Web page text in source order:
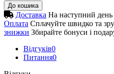
До кошика
Доставка На наступний день
Оплата Сплачуйте швидко та
знижки Збирайте бонуси і
Відгуків0
Питання0